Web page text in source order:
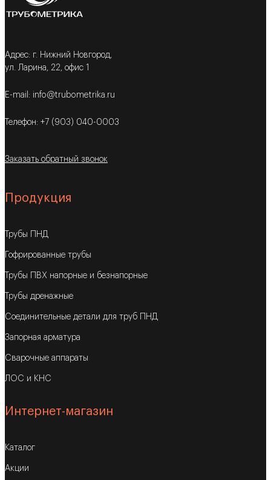
Адрес: г. Нижний Новгород,
ул. Ларина, 22, офис 1
E-mail: info@trubometrika.ru
Телефон: +7 (903) 040-0003
Заказать обратный звонок
Продукция
Трубы ПНД
Гофрированные трубы
Трубы ПВХ напорные и безнапорные
Трубы дренажные
Соединительные детали для труб ПНД
Запорная арматура
Сварочные аппараты
ЛОС и КНС
Интернет-магазин
Каталог
Акции